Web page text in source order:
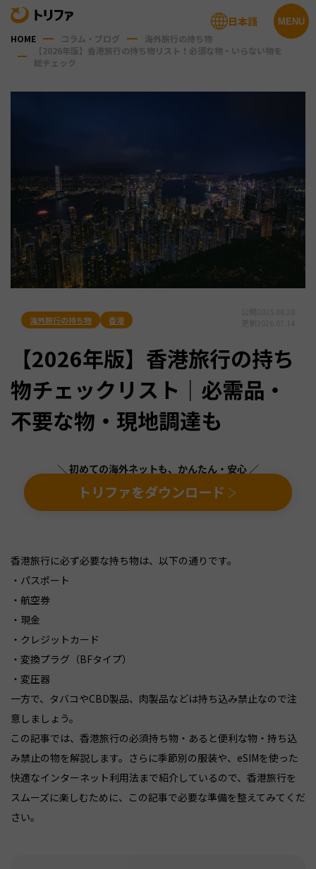
MENU
日本語
HOME コラム・ブログ
海外旅行の持ち物
【2026年版】香港旅行の持ち物リスト！必須な物・いらない物を
総チェック
海外旅行の持ち物 香港
【2026年版】香港旅行の持ち
物チェックリスト｜必需品・
不要な物・現地調達も
＼ 初めての海外ネットも、かんたん・安心 ／
トリファをダウンロード
香港旅行に必ず必要な持ち物は、以下の通りです。
・パスポート
・航空券
・現金
・クレジットカード
・変換プラグ（BFタイプ）
・変圧器
一方で、タバコやCBD製品、肉製品などは持ち込み禁止なので注
意しましょう。
この記事では、香港旅行の必須持ち物・あると便利な物・持ち込
み禁止の物を解説します。さらに季節別の服装や、eSIMを使った
快適なインターネット利用法まで紹介しているので、香港旅行を
スムーズに楽しむために、この記事で必要な準備を整えてみてくだ